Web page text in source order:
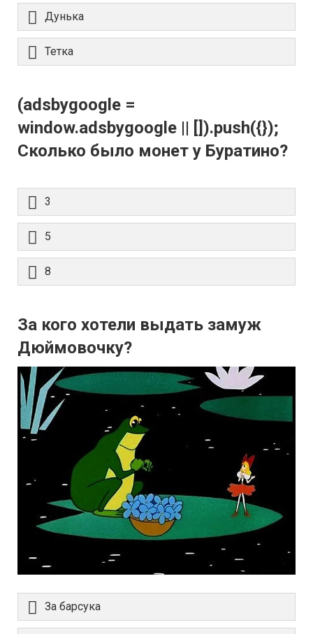
Дунька
Тетка
(adsbygoogle =
window.adsbygoogle || []).push({});
Сколько было монет у Буратино?
3
5
8
За кого хотели выдать замуж
Дюймовочку?
За барсука